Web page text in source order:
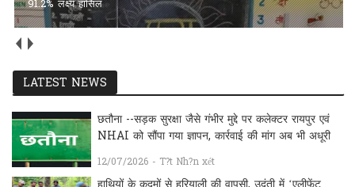
अच्छाईयों की अपनी ओरिजिनल स्टेट में वापस आएँ (भाग 2)
LATEST NEWS
छतौना --सड़क सुरक्षा जैसे गंभीर मुद्दे पर कलेक्टर रायपुर एवं
NHAI को सौंपा गया ज्ञापन, कार्रवाई की मांग अब भी अधूरी
12/07/2026 - T?t Nh?n xét